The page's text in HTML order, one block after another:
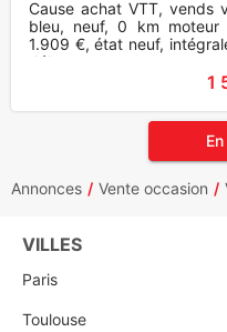
Cause achat VTT, vends
bleu, neuf, 0 km moteur
1.909 €, état neuf,
débattr
1
Annonces Vente occasion
VILLES
Paris
Toulouse